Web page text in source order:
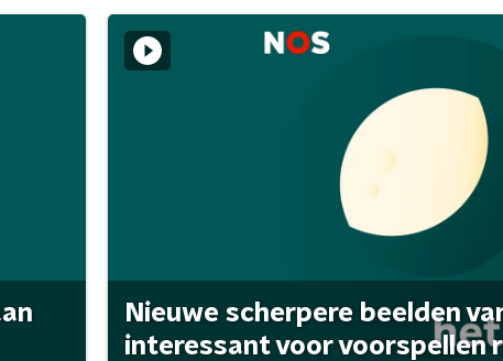
Nieuwe scherpere beelden
interessant voor voorspellen